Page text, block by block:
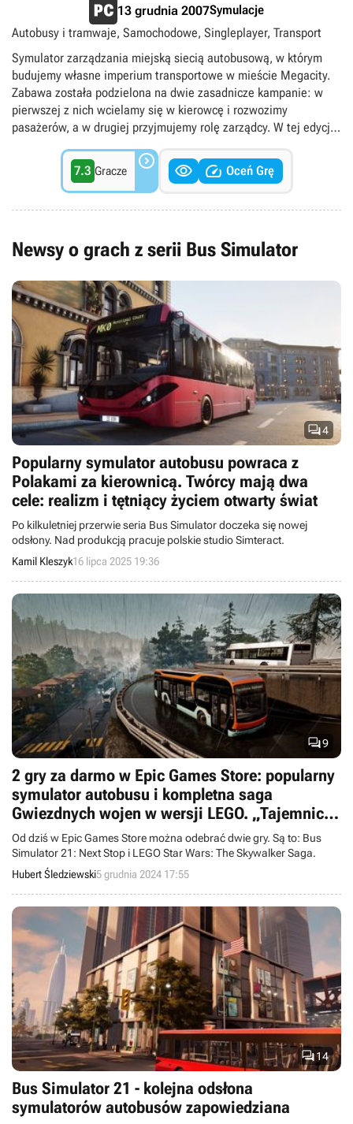
13 grudnia 2007Symulacje
Autobusy i tramwaje, Samochodowe, Singleplayer, Transport
Symulator zarządzania miejską siecią autobusową, w którym
budujemy własne imperium transportowe w mieście Megacity.
Zabawa została podzielona na dwie zasadnicze kampanie: w
pierwszej z nich wcielamy się w kierowcę i rozwozimy
pasażerów, a w drugiej przyjmujemy rolę zarządcy. W tej edycji
7.3 Gracze    Oceń Grę
Newsy o grach z serii Bus Simulator
4
Popularny symulator autobusu powraca z
Polakami za kierownicą. Twórcy mają dwa
cele: realizm i tętniący życiem otwarty świat
Po kilkuletniej przerwie seria Bus Simulator doczeka się nowej
odsłony. Nad produkcją pracuje polskie studio Simteract.
Kamil Kleszyk16 lipca 2025 19:36
9
2 gry za darmo w Epic Games Store: popularny
symulator autobusu i kompletna saga
Gwiezdnych wojen w wersji LEGO. „Tajemnicza
gra” za tydzień
Od dziś w Epic Games Store można odebrać dwie gry. Są to: Bus
Simulator 21: Next Stop i LEGO Star Wars: The Skywalker Saga.
Hubert Śledziewski5 grudnia 2024 17:55
14
Bus Simulator 21 - kolejna odsłona
symulatorów autobusów zapowiedziana